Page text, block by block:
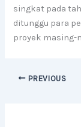
singkat pada
ditunggu para
proyek masing-
PREVIOUS